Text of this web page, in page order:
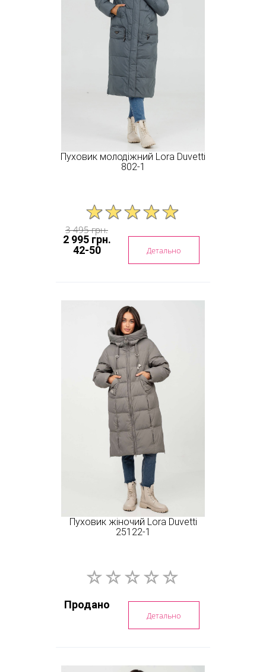
Пуховик молодіжний Lora Duvetti
802-1
3 495 грн.
2 995 грн.
42-50
Детально
Пуховик жіночий Lora Duvetti
25122-1
Продано
Детально